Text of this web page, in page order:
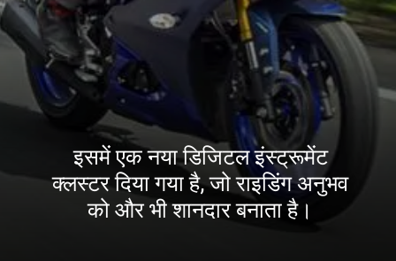
इसमें एक नया डिजिटल इंस्ट्रूमेंट
क्लस्टर दिया गया है, जो राइडिंग अनुभव
को और भी शानदार बनाता है।